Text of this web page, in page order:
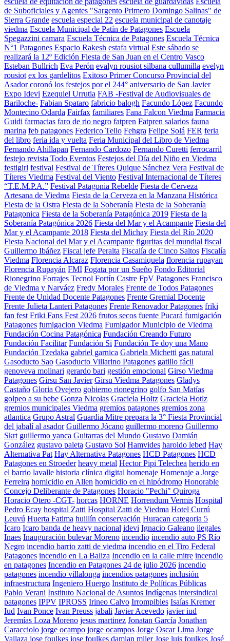
de Suboficiales y Agentes "Sargento Primero Domingo Salinas" de
Sierra Grande escuela especial 22 escuela municipal de canotaje
viedma Escuela Municipal de Patín de Patagones Escuela
Spegazzini camara Escuela Técnica de Patagones Escuela Técnica
N°1 Patagones Espacio Rakesh estafa virtual Este sábado se
realizará la 12º Edición Fiesta de San Juan en el Centro Vasco
Esteban Bullrich Eva Perón evalyn rousiot silbana cullumilla evelyn
rousiot ex los gardelitos Exitoso Primer Concurso Provincial del
Asador coronó los festejos por el 244° aniversario de San Javier
Expo Idevi Ezequiel Urrutia FAB -Festival de Audiovisuales de
Bariloche- Fabian Spataro fabricio balogh Facundo López Facundo
Montecino Odarda Fairfax familiares Fana Falcon Viedma Farmacia
Guidi farmacias faro de rio negro fatpren Fatpren salarios fauna
marina feb patagones Federico Tello Fehgra Felipe Solá FER feria
del libro feria ida y vuelta Feria Municipal del Libro de Viedma
Fernando Ahillapan Fernando Cardozo Fernando Curetti ferrocarril
festejo revista Todo Eventos Festejos del Día del Niño en Viedma
festigirl festival Festival de Títeres Quique Sánchez Vera Festival de
Títeres Viedma Festival del Viento Festival Internacional de Títeres
“T.E.M.P.A.” Festival Patagonia Rebelde Fiesta de Cerveza
Artesana de Viedma Fiesta de la Cerveza en la Manzana Histórica
Fiesta de la Ostra Fiesta de la Soberanía Fiesta de la Soberanía
Patagonica Fiesta de la Soberanía Patagónica 2019 Fiesta de la
Soberanía Patagónica 2026 Fiesta del Mar y el Acampante Fiesta del
Mar y el Acampante 2018 Fiesta del Michay Fiesta del Río 2020
Fiesta Nacional del Mar y el Acampante figuritas del mundial fiscal
Guillermo Ibáñez Fiscal jefe Peralta Fiscalía de Cinco Saltos Fiscalía
Viedma Florencia Alcaraz Florencia Casamiquela florencia rupayan
Florencia Rupayán FMI Fogata por un Sueño Fondo Editorial
Rionegrino Forrajes Tecnol Fortín Castre FpV Patagones Francisco
de Viedma y Narváez Fredy Morales Frente de Todos Patagones
Frente de Unidad Docente Patagones Frente Gremial Docente
Frente Julieta Lanteri Patagones Frente Renovador Patagones friki
fan fest Friki Fans Fest 2026 frutos secos fuente Pucará fumigación
Patagones fumigacion Viedma Fumigador Municipio de Viedma
Fundación Cocina Patagónica Fundación Creando Futuro
Fundación Facilitar Fundación Si Fundación Te doy una Mano
Fundación Tzedaka gabriel garnica Gabriela Michetti gas natural
Gasoducto Sao Gasoducto Villarino Patagones gatillo fácil
genoveva molinari gerardo bari gestión emocional Girso Viedma
Patagones Girsu San Javier Girsu Viedma Patagones Gladys
Castaño Gloria Ovejero gobierno rionegrino golfo San Matías
golpeo a su bebe Gonza Nicolas Graciela Holtz Graciela Hotlz
gremios municipales Viedma gremios patagones gremios zona
atlantica Grupo Astral Guardia Mitre prepara la 3° Fiesta Provincial
del jabalí al asador Guillermo Jócano guillermo moreno Guillermo
Skrt guillermo yanca Guitarras del Mundo Gustavo Damián
González gustavo paleta Gustavo Sol Hamvides haroldo lebed Hay
Alternativa Pat Hay Alternativa Patagones HCD Patagones HCD
Patagones en Stroeder heavy metal Hector Pipi Telechea herido en
el barrio lavalle historia clínica digital homenaje Homenaje a Jorge
Ferreira homicidio en Allen homicidio en el hipódromo Honorable
Concejo Deliberante de Patagones Horacio "Pechi" Quiroga
Horacio Otero -CGT- horcas HORNE Horrendum Vermis Hospital
Pedro Ecay hospital Zatti Hospital Zatti de Viedma Hotel Currú
Leuvú Huerta Fatima huillín conservación Huracan categoria 5
Ícaro Icaro banda de heavy nacional idevi Ignacio Galeano ilegales
Inaes Inauguración bulevar Moreno incendio incendio auto PS Río
Negro incendio barrio zatti de viedma incendio en el Tiro Federal
Patagones incendio en La Baliza Incendio en la calle mitre incendio
en patagones Incendio en Patagones 24 de julio 2026 incendio
patagones incendio villalonga incendios patagones inclusión
infraestructura Ingeniero Huergo Instituto de Políticas Públicas
Pablo Verani Instituto Nacional de Asuntos Indígenas intersindical
patagones IPPV IPROSS Irineo Calvo Irrompibles Isaías Kremer
Iud Ivan Ponce Ivan Preuss jabali Javier Acevedo javier iud
Jeremías Loza Moreno jesus martinez Jonatan García Jonathan
Caracciolo jorge ocampo jorge ocampos Jorge Oscar Lima Jorge
Vallaza jose foulkes jose foulkes damian miler Jose luis foulkes José